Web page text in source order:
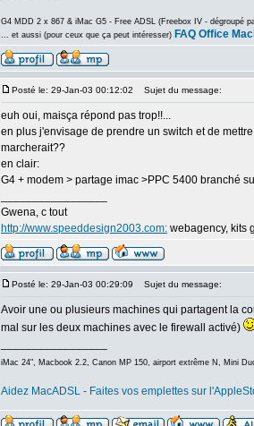
G4 MDD 2 x 867 & iMac G5 - Free ADSL (Freebox IV - dégroupé
... et aussi (pour ceux que ça peut intéresser) FAQ Office
Posté le: 29-Jan-03 00:12:02 Sujet du message:
euh oui, maisça répond pas trop!!...
en plus j'envisage de prendre un switch et de
marcherait??
en clair:
G4 + modem > partage imac >PPC 5400 branché
Gwena, c tout
http://www.speeddesign2003.com: webagency, kits
Posté le: 29-Jan-03 00:29:09 Sujet du message:
Avoir une ou plusieurs machines qui partagent la
mal sur les deux machines avec le firewall activé)
iMac 24", Macbook 2.2, Canon MP 150, airport extrême N, Mini
Aidez MacADSL - Faites vos emplettes sur